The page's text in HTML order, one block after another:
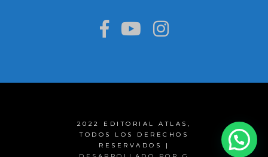
2022 EDITORIAL ATLAS,
TODOS LOS DERECHOS
RESERVADOS |